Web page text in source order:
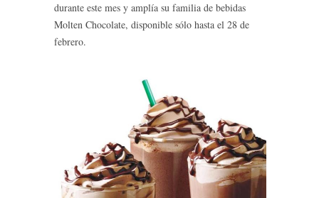
durante este mes y amplía su familia de bebidas
Molten Chocolate, disponible sólo hasta el 28 de
febrero.